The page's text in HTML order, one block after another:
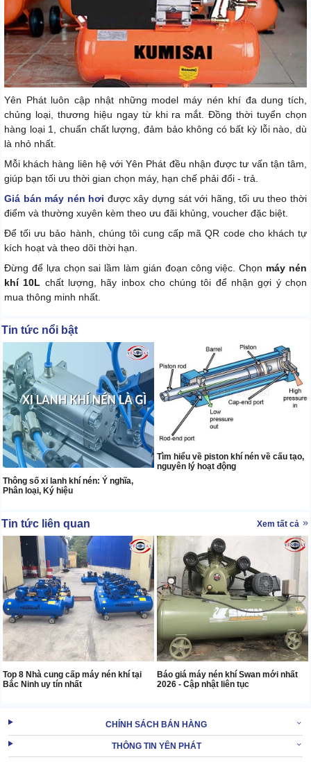
Yên Phát luôn cập nhật những model máy nén khí đa dung tích,
chủng loại, thương hiệu ngay từ khi ra mắt. Đồng thời tuyển chọn
hàng loại 1, chuẩn chất lượng, đảm bảo không có bất kỳ lỗi nào, dù
là nhỏ nhất.
Mỗi khách hàng liên hệ với Yên Phát đều nhận được tư vấn tận tâm,
giúp bạn tối ưu thời gian chọn máy, hạn chế phải đổi - trả.
Giá bán máy nén hơi được xây dựng sát với hãng, tối ưu theo thời
điểm và thường xuyên kèm theo ưu đãi khủng, voucher đặc biệt.
Để tối ưu bảo hành, chúng tôi cung cấp mã QR code cho khách tự
kích hoạt và theo dõi thời hạn.
Đừng để lựa chọn sai lầm làm gián đoạn công việc. Chọn máy nén
khí 10L chất lượng, hãy inbox cho chúng tôi để nhận gợi ý chọn
mua thông minh nhất.
Tin tức nổi bật
Thông số xi lanh khí nén: Ý nghĩa,
Phân loại, Ký hiệu
Tìm hiểu về piston khí nén về cấu tạo,
nguyên lý hoạt động
Tin tức liên quan Xem tất cả
Top 8 Nhà cung cấp máy nén khí tại
Bắc Ninh uy tín nhất
Báo giá máy nén khí Swan mới nhất
2026 - Cập nhật liên tục
CHÍNH SÁCH BÁN HÀNG
THÔNG TIN YÊN PHÁT